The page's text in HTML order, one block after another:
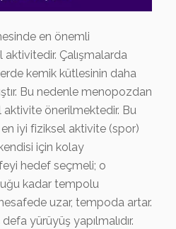
en önemli
Çalışmalarda
kemik kütlesinin daha
Bu nedenle menopozdan
önerilmektedir. Bu
iyi fiziksel aktivite (spor)
için kolay
hedef seçmeli; o
kadar tempolu
uzar, tempoda artar.
yürüyüş yapılmalıdır.